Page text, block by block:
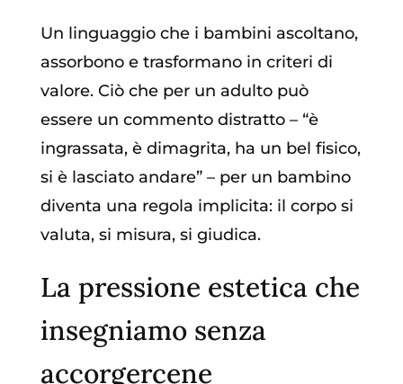
Un linguaggio che i bambini ascoltano,
assorbono e trasformano in criteri di
valore. Ciò che per un adulto può
essere un commento distratto – “è
ingrassata, è dimagrita, ha un bel fisico,
si è lasciato andare” – per un bambino
diventa una regola implicita: il corpo si
valuta, si misura, si giudica.
La pressione estetica che
insegniamo senza
accorgercene